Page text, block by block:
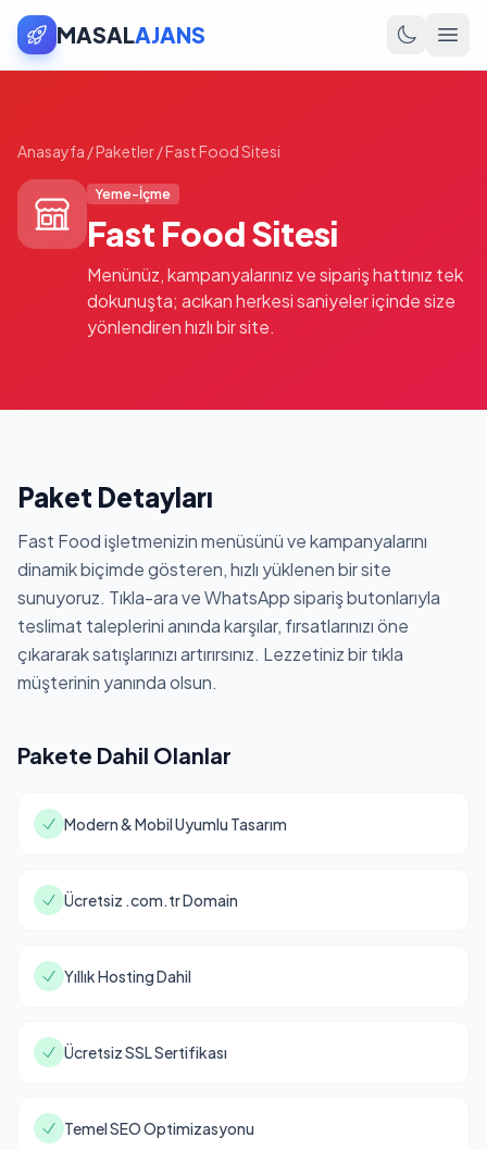
MASALAJANS
Anasayfa /Paketler/Fast Food Sitesi
Yeme-İçme
Fast Food Sitesi
Menünüz, kampanyalarınız ve sipariş hattınız tek
dokunuşta; acıkan herkesi saniyeler içinde size
yönlendiren hızlı bir site.
Paket Detayları
Fast Food işletmenizin menüsünü ve kampanyalarını
dinamik biçimde gösteren, hızlı yüklenen bir site
sunuyoruz. Tıkla-ara ve WhatsApp sipariş butonlarıyla
teslimat taleplerini anında karşılar, fırsatlarınızı öne
çıkararak satışlarınızı artırırsınız. Lezzetiniz bir tıkla
müşterinin yanında olsun.
Pakete Dahil Olanlar
Modern & Mobil Uyumlu Tasarım
Ücretsiz .com.tr Domain
Yıllık Hosting Dahil
Ücretsiz SSL Sertifikası
Temel SEO Optimizasyonu